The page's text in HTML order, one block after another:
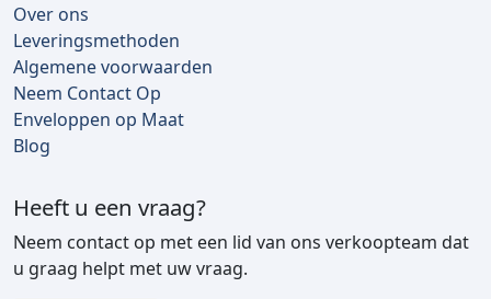
Over ons
Leveringsmethoden
Algemene voorwaarden
Neem Contact Op
Enveloppen op Maat
Blog
Heeft u een vraag?
Neem contact op met een lid van ons verkoopteam dat
u graag helpt met uw vraag.